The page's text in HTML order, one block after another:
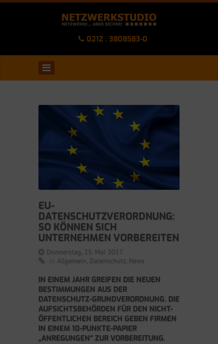
0212 . 3808583-0
EU-
DATENSCHUTZVERORDNUNG:
SO KÖNNEN SICH
UNTERNEHMEN VORBEREITEN
Donnerstag, 25. Mai 2017
Allgemein Datenschutz News
IN EINEM JAHR GREIFEN DIE NEUEN
BESTIMMUNGEN AUS DER
DATENSCHUTZ-GRUNDVERORDNUNG. DIE
AUFSICHTSBEHÖRDEN FÜR DEN NICHT-
ÖFFENTLICHEN BEREICH GEBEN FIRMEN
IN EINEM 10-PUNKTE-PAPIER
„ANREGUNGEN“ ZUR VORBEREITUNG.